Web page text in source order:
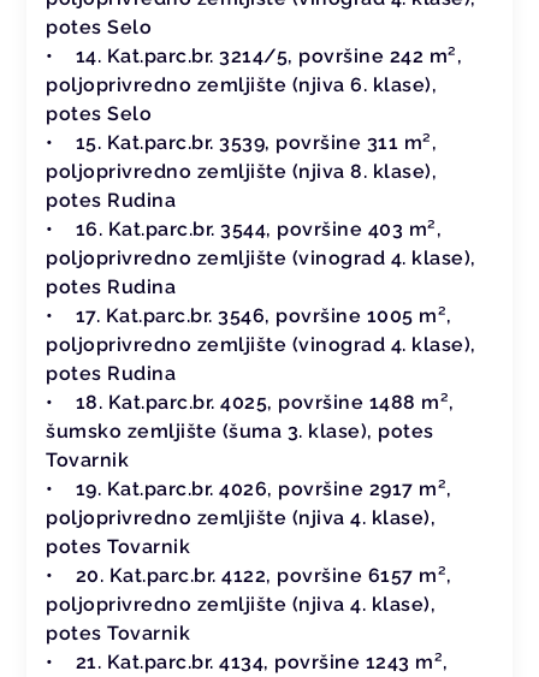
potes Selo
• 14. Kat.parc.br. 3214/5, površine 242 m²,
poljoprivredno zemljište (njiva 6. klase),
potes Selo
• 15. Kat.parc.br. 3539, površine 311 m²,
poljoprivredno zemljište (njiva 8. klase),
potes Rudina
• 16. Kat.parc.br. 3544, površine 403 m²,
poljoprivredno zemljište (vinograd 4. klase),
potes Rudina
• 17. Kat.parc.br. 3546, površine 1005 m²,
poljoprivredno zemljište (vinograd 4. klase),
potes Rudina
• 18. Kat.parc.br. 4025, površine 1488 m²,
šumsko zemljište (šuma 3. klase), potes
Tovarnik
• 19. Kat.parc.br. 4026, površine 2917 m²,
poljoprivredno zemljište (njiva 4. klase),
potes Tovarnik
• 20. Kat.parc.br. 4122, površine 6157 m²,
poljoprivredno zemljište (njiva 4. klase),
potes Tovarnik
• 21. Kat.parc.br. 4134, površine 1243 m²,